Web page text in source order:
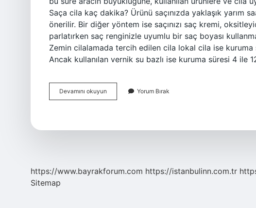
Saça cila kaç dakika? Ürünü saçınızda yaklaşık yarım
önerilir. Bir diğer yöntem ise saçınızı saç kremi,
parlatırken saç renginizle uyumlu bir saç boyası
Zemin cilalamada tercih edilen cila lokal cila ise
Ancak kullanılan vernik su bazlı ise kuruma süresi 4 ile
Devamını okuyun
Işlemi
Yorum Bırak
https://www.bayrakforum.com https://istanbulinn.com.tr
Sitemap